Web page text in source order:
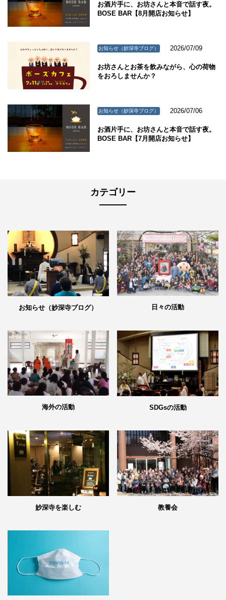
お酒片手に、お坊さんと本音で話す夜。
BOSE BAR【8月開店お知らせ】
お知らせ（妙深寺ブログ） 2026/07/09
お坊さんとお茶を飲みながら、心の荷物
をおろしませんか？
お知らせ（妙深寺ブログ） 2026/07/06
お酒片手に、お坊さんと本音で話す夜。
BOSE BAR【7月開店お知らせ】
カテゴリー
お知らせ（妙深寺ブログ） 日々の活動
海外の活動 SDGsの活動
妙深寺を楽しむ 教養会